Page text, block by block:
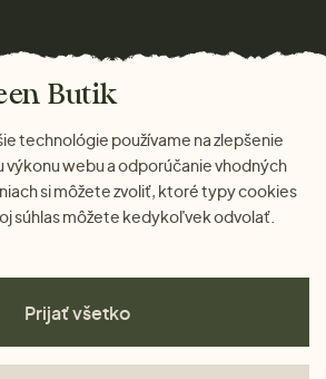
Butik
technológie používame na zlepšenie
výkonu webu a odporúčanie vhodných
si môžete zvoliť, ktoré typy cookies
súhlas môžete kedykoľvek odvolať.
Prijať všetko